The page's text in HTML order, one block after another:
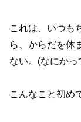
これは、いつも
ら、からだを休
ない。(なにかっ
こんなこと初め